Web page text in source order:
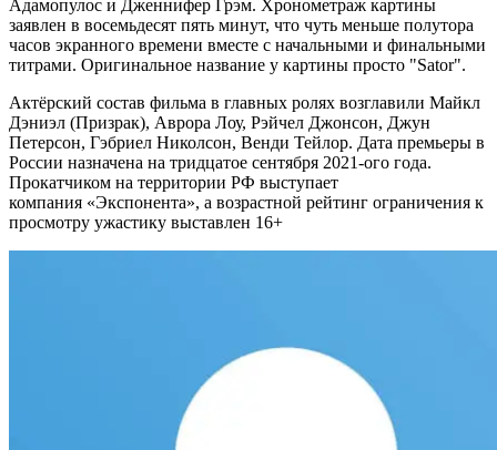
Адамопулос и Дженнифер Грэм. Хронометраж картины
заявлен в восемьдесят пять минут, что чуть меньше полутора
часов экранного времени вместе с начальными и финальными
титрами. Оригинальное название у картины просто "Sator".
Актёрский состав фильма в главных ролях возглавили Майкл
Дэниэл (Призрак), Аврора Лоу, Рэйчел Джонсон, Джун
Петерсон, Гэбриел Николсон, Венди Тейлор. Дата премьеры в
России назначена на тридцатое сентября 2021-ого года.
Прокатчиком на территории РФ выступает
компания «Экспонента», а возрастной рейтинг ограничения к
просмотру ужастику выставлен 16+